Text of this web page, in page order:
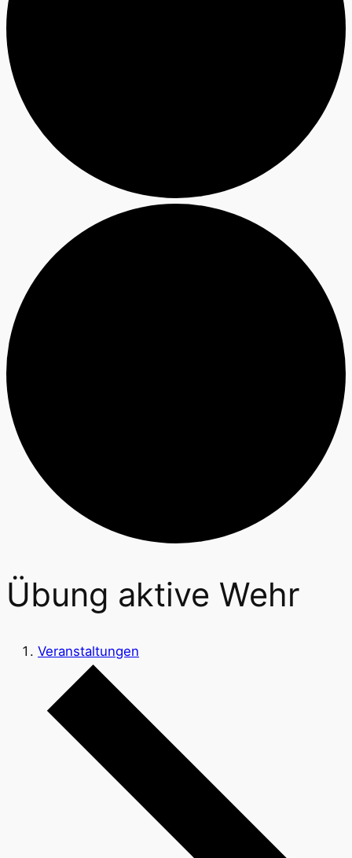
Übung aktive Wehr
Veranstaltungen